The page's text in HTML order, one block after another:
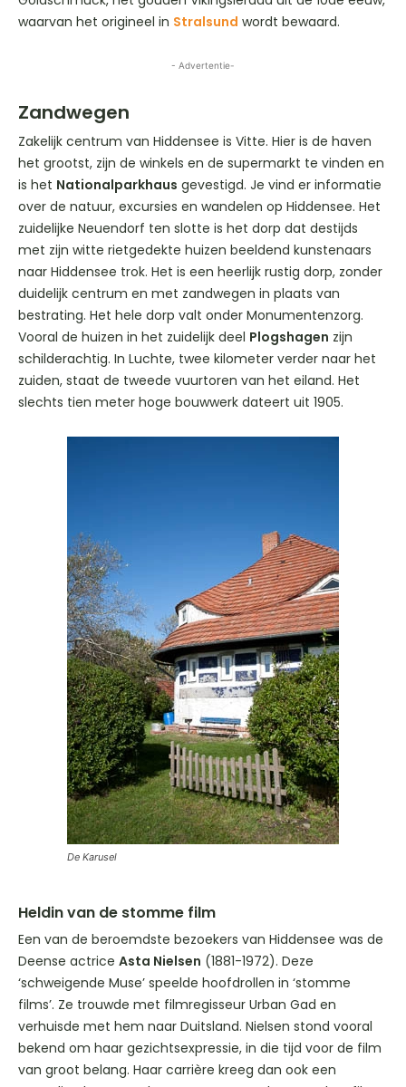
waarvan het origineel in Stralsund wordt bewaard.
- Advertentie-
Zandwegen
Zakelijk centrum van Hiddensee is Vitte. Hier is de haven
het grootst, zijn de winkels en de supermarkt te vinden en
is het Nationalparkhaus gevestigd. Je vind er informatie
over de natuur, excursies en wandelen op Hiddensee. Het
zuidelijke Neuendorf ten slotte is het dorp dat destijds
met zijn witte rietgedekte huizen beeldend kunstenaars
naar Hiddensee trok. Het is een heerlijk rustig dorp, zonder
duidelijk centrum en met zandwegen in plaats van
bestrating. Het hele dorp valt onder Monumentenzorg.
Vooral de huizen in het zuidelijk deel Plogshagen zijn
schilderachtig. In Luchte, twee kilometer verder naar het
zuiden, staat de tweede vuurtoren van het eiland. Het
slechts tien meter hoge bouwwerk dateert uit 1905.
De Karusel
Heldin van de stomme film
Een van de beroemdste bezoekers van Hiddensee was de
Deense actrice Asta Nielsen (1881-1972). Deze
‘schweigende Muse’ speelde hoofdrollen in ‘stomme
films’. Ze trouwde met filmregisseur Urban Gad en
verhuisde met hem naar Duitsland. Nielsen stond vooral
bekend om haar gezichtsexpressie, in die tijd voor de film
van groot belang. Haar carrière kreeg dan ook een